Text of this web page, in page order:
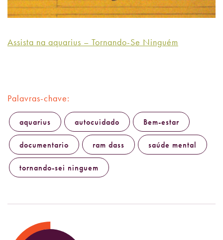
Assista na aquarius – Tornando-Se Ninguém
Palavras-chave:
aquarius autocuidado Bem-estar
documentario ram dass saúde mental
tornando-sei ninguem